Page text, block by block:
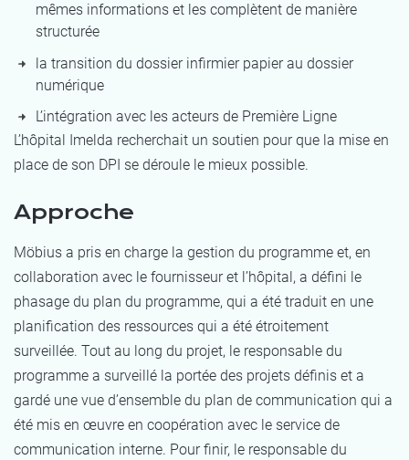
mêmes informations et les complètent de manière
structurée
la transition du dossier infirmier papier au dossier
numérique
L’intégration avec les acteurs de Première Ligne
L’hôpital Imelda recherchait un soutien pour que la mise en
place de son DPI se déroule le mieux possible.
Approche
Möbius a pris en charge la gestion du programme et, en
collaboration avec le fournisseur et l’hôpital, a défini le
phasage du plan du programme, qui a été traduit en une
planification des ressources qui a été étroitement
surveillée. Tout au long du projet, le responsable du
programme a surveillé la portée des projets définis et a
gardé une vue d’ensemble du plan de communication qui a
été mis en œuvre en coopération avec le service de
communication interne. Pour finir, le responsable du